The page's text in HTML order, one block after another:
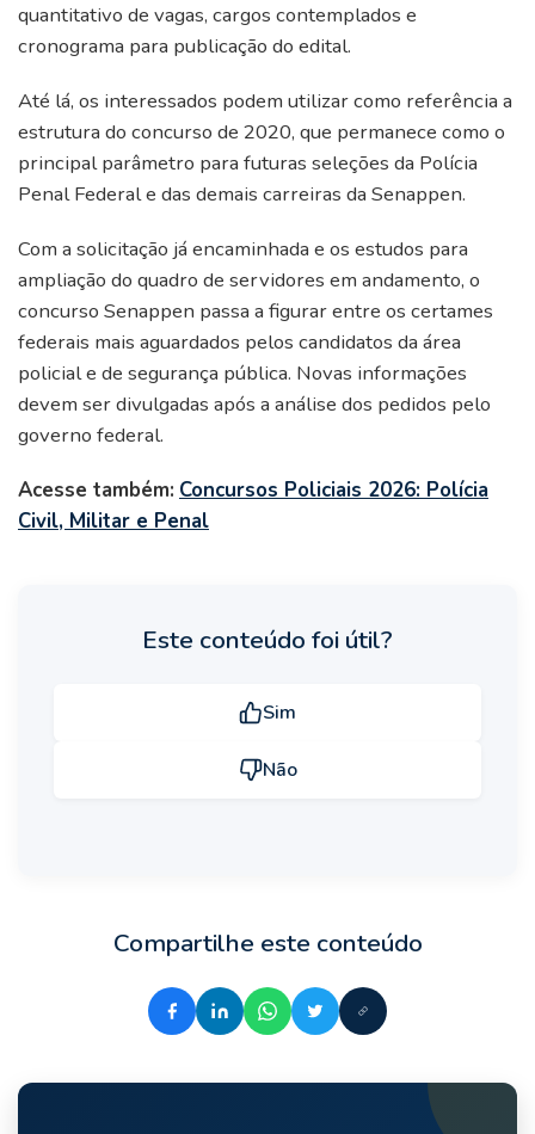
quantitativo de vagas, cargos contemplados e
cronograma para publicação do edital.
Até lá, os interessados podem utilizar como referência a
estrutura do concurso de 2020, que permanece como o
principal parâmetro para futuras seleções da Polícia
Penal Federal e das demais carreiras da Senappen.
Com a solicitação já encaminhada e os estudos para
ampliação do quadro de servidores em andamento, o
concurso Senappen passa a figurar entre os certames
federais mais aguardados pelos candidatos da área
policial e de segurança pública. Novas informações
devem ser divulgadas após a análise dos pedidos pelo
governo federal.
Acesse também: Concursos Policiais 2026: Polícia
Civil, Militar e Penal
Este conteúdo foi útil?
Sim
Não
Compartilhe este conteúdo